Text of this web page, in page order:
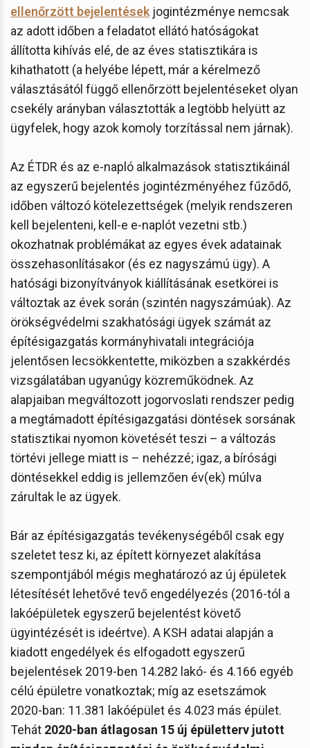
ellenőrzött bejelentések jogintézménye nemcsak
az adott időben a feladatot ellátó hatóságokat
állította kihívás elé, de az éves statisztikára is
kihathatott (a helyébe lépett, már a kérelmező
választásától függő ellenőrzött bejelentéseket olyan
csekély arányban választották a legtöbb helyütt az
ügyfelek, hogy azok komoly torzítással nem járnak).
Az ÉTDR és az e-napló alkalmazások statisztikáinál
az egyszerű bejelentés jogintézményéhez fűződő,
időben változó kötelezettségek (melyik rendszeren
kell bejelenteni, kell-e e-naplót vezetni stb.)
okozhatnak problémákat az egyes évek adatainak
összehasonlításakor (és ez nagyszámú ügy). A
hatósági bizonyítványok kiállításának esetkörei is
változtak az évek során (szintén nagyszámúak). Az
örökségvédelmi szakhatósági ügyek számát az
építésigazgatás kormányhivatali integrációja
jelentősen lecsökkentette, miközben a szakkérdés
vizsgálatában ugyanúgy közreműködnek. Az
alapjaiban megváltozott jogorvoslati rendszer pedig
a megtámadott építésigazgatási döntések sorsának
statisztikai nyomon követését teszi – a változás
törtévi jellege miatt is – nehézzé; igaz, a bírósági
döntésekkel eddig is jellemzően év(ek) múlva
zárultak le az ügyek.
Bár az építésigazgatás tevékenységéből csak egy
szeletet tesz ki, az épített környezet alakítása
szempontjából mégis meghatározó az új épületek
létesítését lehetővé tevő engedélyezés (2016-tól a
lakóépületek egyszerű bejelentést követő
ügyintézését is ideértve). A KSH adatai alapján a
kiadott engedélyek és elfogadott egyszerű
bejelentések 2019-ben 14.282 lakó- és 4.166 egyéb
célú épületre vonatkoztak; míg az esetszámok
2020-ban: 11.381 lakóépület és 4.023 más épület.
Tehát 2020-ban átlagosan 15 új épületterv jutott